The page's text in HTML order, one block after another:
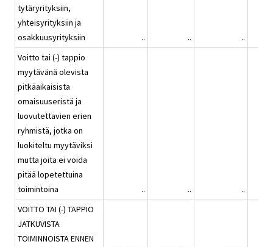
tytäryrityksiin,
yhteisyrityksiin ja
osakkuusyrityksiin
.. ..
..
Voitto tai (-) tappio
myytävänä olevista
pitkäaikaisista
omaisuuseristä ja
luovutettavien erien
ryhmistä, jotka on
luokiteltu myytäviksi
mutta joita ei voida
pitää lopetettuina
toimintoina
.. ..
..
VOITTO TAI (-) TAPPIO
JATKUVISTA
TOIMINNOISTA ENNEN